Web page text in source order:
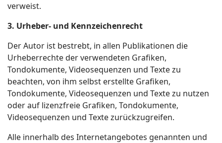
verweist.
3. Urheber- und Kennzeichenrecht
Der Autor ist bestrebt, in allen Publikationen die
Urheberrechte der verwendeten Grafiken,
Tondokumente, Videosequenzen und Texte zu
beachten, von ihm selbst erstellte Grafiken,
Tondokumente, Videosequenzen und Texte zu nutzen
oder auf lizenzfreie Grafiken, Tondokumente,
Videosequenzen und Texte zurückzugreifen.
Alle innerhalb des Internetangebotes genannten und